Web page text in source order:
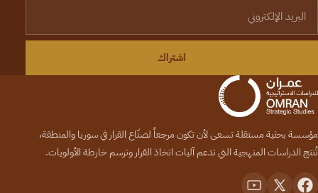
اشتراك
مؤسسة بحثية مستقلة تسعى لأن تكون مرجعاً لصنّاع القرار في سوريا والمنطقة،
تُنتج الدراسات المنهجية التي تدعم آليات اتخاذ القرار وترسم خارطة الأولويات.